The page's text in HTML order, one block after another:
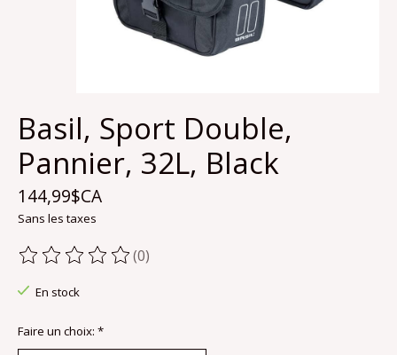
Basil, Sport Double,
Pannier, 32L, Black
144,99$CA
Sans les taxes
Ce produit est évalué à
(0)
En stock
Faire un choix: *